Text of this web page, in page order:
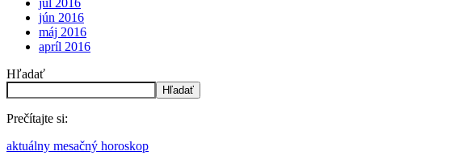
júl 2016
jún 2016
máj 2016
apríl 2016
Hľadať
Hľadať
Prečítajte si:
aktuálny mesačný horoskop